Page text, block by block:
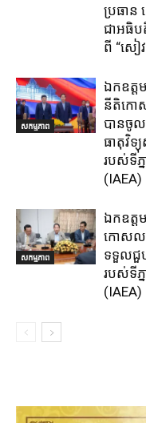
ប្រធាន​
ជាអធិប
ពី​ “សៀវ
សកម្មភាព
ឯកឧត្ត
នីតិកោ
បានចូល
ធាតុវិទ្
របស់ទីភ្
សកម្មភាព
ឯកឧត្ត
កោសលប
ទទួលជួ
របស់ទីភ្
(IAEA)